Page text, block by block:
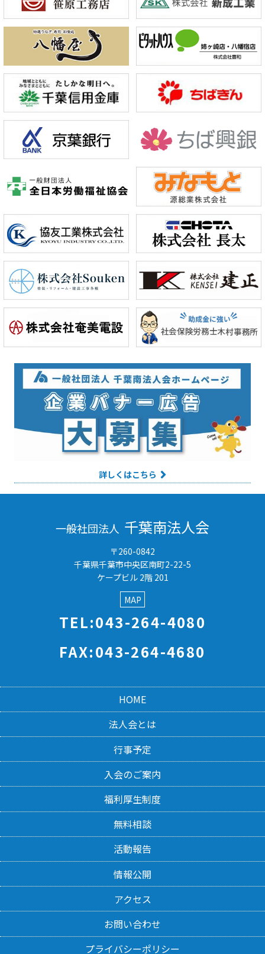
詳しくはこちら
一般社団法人 千葉南法人会
〒260-0842
千葉県千葉市中央区南町2-22-5
ケープビル 2階 201
MAP
TEL:043-264-4080
FAX:043-264-4680
HOME
法人会とは
行事予定
入会のご案内
福利厚生制度
無料相談
活動報告
情報公開
アクセス
お問い合わせ
プライバシーポリシー